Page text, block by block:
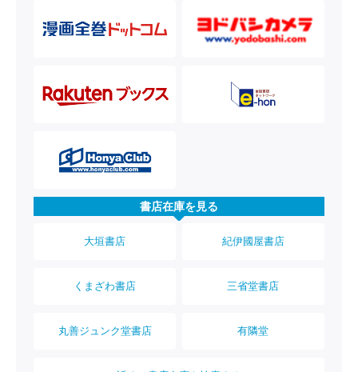
書店在庫を見る
大垣書店 紀伊國屋書店
くまざわ書店 三省堂書店
丸善ジュンク堂書店 有隣堂